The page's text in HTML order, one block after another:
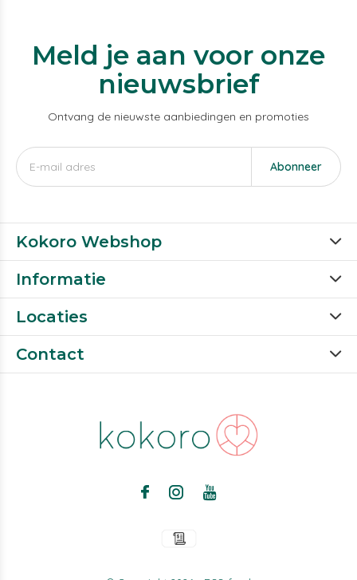
Meld je aan voor onze
nieuwsbrief
Ontvang de nieuwste aanbiedingen en promoties
Abonneer
Kokoro Webshop
Informatie
Locaties
Contact